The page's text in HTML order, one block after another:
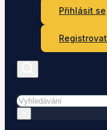
Přihlásit se
Registrovat
Hledat